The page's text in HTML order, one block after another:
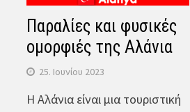
Παραλίες και φυσικές
ομορφιές της Αλάνια
25. Ιουνίου 2023
Η Αλάνια είναι μια τουριστική